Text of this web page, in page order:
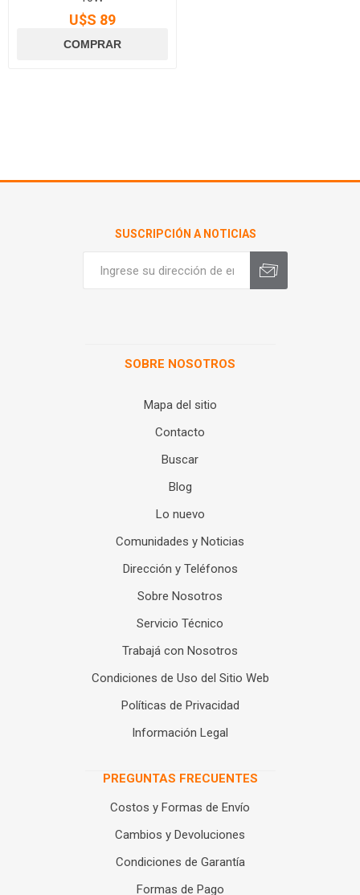
U$S 89
SUSCRIPCIÓN A NOTICIAS
SOBRE NOSOTROS
Mapa del sitio
Contacto
Buscar
Blog
Lo nuevo
Comunidades y Noticias
Dirección y Teléfonos
Sobre Nosotros
Servicio Técnico
Trabajá con Nosotros
Condiciones de Uso del Sitio Web
Políticas de Privacidad
Información Legal
PREGUNTAS FRECUENTES
Costos y Formas de Envío
Cambios y Devoluciones
Condiciones de Garantía
Formas de Pago